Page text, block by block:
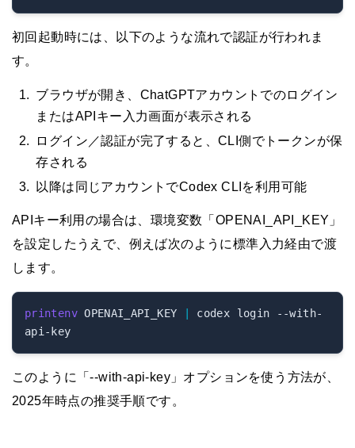
初回起動時には、以下のような流れで認証が行われま
す。
ブラウザが開き、ChatGPTアカウントでのログイン
またはAPIキー入力画面が表示される
ログイン／認証が完了すると、CLI側でトークンが保
存される
以降は同じアカウントでCodex CLIを利用可能
APIキー利用の場合は、環境変数「OPENAI_API_KEY」
を設定したうえで、例えば次のように標準入力経由で渡
します。
printenv OPENAI_API_KEY |
codex login --with-
このように「--with-api-key」オプションを使う方法が、
2025年時点の推奨手順です。